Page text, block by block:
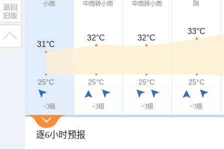
小雨
<3级
中雨转小雨
<3级
中雨转小雨
<3级
阴
<3级
31°C
31°C
32°C 32°C
33°C
25°C
25°C 25°C 25°C 25°C
逐6小时预报